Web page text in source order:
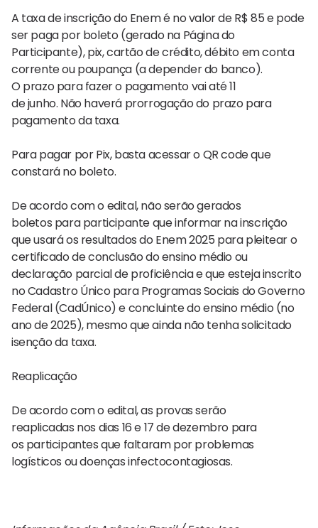
A taxa de inscrição do Enem é no valor de R$ 85 e pode
ser paga por boleto (gerado na Página do
Participante), pix, cartão de crédito, débito em conta
corrente ou poupança (a depender do banco).
O prazo para fazer o pagamento vai até 11
de junho. Não haverá prorrogação do prazo para
pagamento da taxa.
Para pagar por Pix, basta acessar o QR code que
constará no boleto.
De acordo com o edital, não serão gerados
boletos para participante que informar na inscrição
que usará os resultados do Enem 2025 para pleitear o
certificado de conclusão do ensino médio ou
declaração parcial de proficiência e que esteja inscrito
no Cadastro Único para Programas Sociais do Governo
Federal (CadÚnico) e concluinte do ensino médio (no
ano de 2025), mesmo que ainda não tenha solicitado
isenção da taxa.
Reaplicação
De acordo com o edital, as provas serão
reaplicadas nos dias 16 e 17 de dezembro para
os participantes que faltaram por problemas
logísticos ou doenças infectocontagiosas.